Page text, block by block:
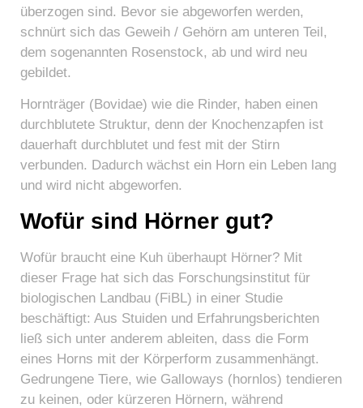
überzogen sind. Bevor sie abgeworfen werden,
schnürt sich das Geweih / Gehörn am unteren Teil,
dem sogenannten Rosenstock, ab und wird neu
gebildet.
Hornträger (Bovidae) wie die Rinder, haben einen
durchblutete Struktur, denn der Knochenzapfen ist
dauerhaft durchblutet und fest mit der Stirn
verbunden. Dadurch wächst ein Horn ein Leben lang
und wird nicht abgeworfen.
Wofür sind Hörner gut?
Wofür braucht eine Kuh überhaupt Hörner? Mit
dieser Frage hat sich das Forschungsinstitut für
biologischen Landbau (FiBL) in einer Studie
beschäftigt: Aus Stuiden und Erfahrungsberichten
ließ sich unter anderem ableiten, dass die Form
eines Horns mit der Körperform zusammenhängt.
Gedrungene Tiere, wie Galloways (hornlos) tendieren
zu keinen, oder kürzeren Hörnern, während